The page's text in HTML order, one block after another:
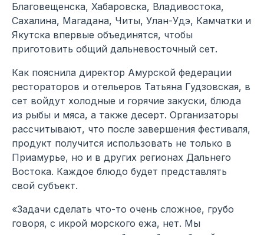
Благовещенска, Хабаровска, Владивостока,
Сахалина, Магадана, Читы, Улан-Удэ, Камчатки и
Якутска впервые объединятся, чтобы
приготовить общий дальневосточный сет.
Как пояснила директор Амурской федерации
рестораторов и отельеров Татьяна Гудзовская, в
сет войдут холодные и горячие закуски, блюда
из рыбы и мяса, а также десерт. Организаторы
рассчитывают, что после завершения фестиваля,
продукт получится использовать не только в
Приамурье, но и в других регионах Дальнего
Востока. Каждое блюдо будет представлять
свой субъект.
«Задачи сделать что-то очень сложное, грубо
говоря, с икрой морского ежа, нет. Мы